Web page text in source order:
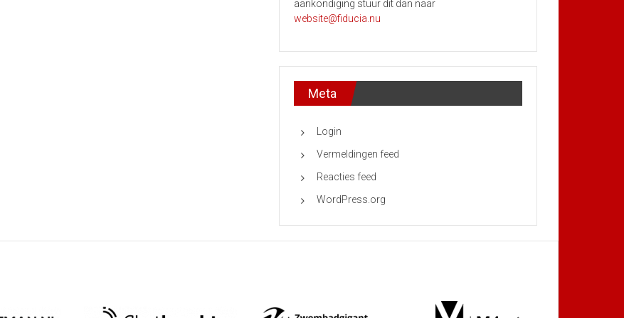
aankondiging stuur dit dan naar
website@fiducia.nu
Meta
Login
Vermeldingen feed
Reacties feed
WordPress.org